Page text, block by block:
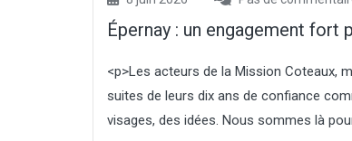
Épernay : un engagement fort
<p>Les acteurs de la Mission Coteaux,
suites de leurs dix ans de confiance
visages, des idées. Nous sommes là